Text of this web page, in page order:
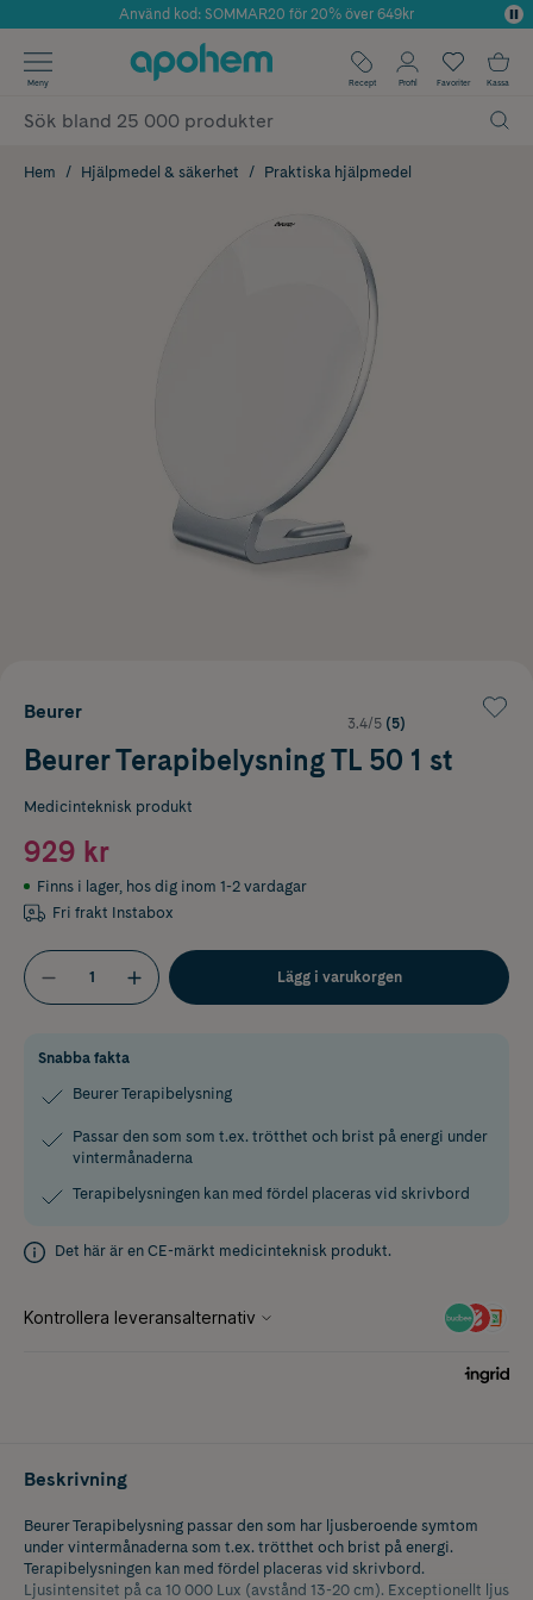
Årets Butik 2025 inom Skönhet
Använd kod: SOMMAR20 för 20% över 649kr
✓ Fri frakt
✓ Poäng på alla köp*
Meny Recept Profil Favoriter Kassa
Hem Hjälpmedel & säkerhet Praktiska hjälpmedel
Beurer
3.4/5 (5)
Beurer Terapibelysning TL 50 1 st
Medicinteknisk produkt
929 kr
Finns i lager, hos dig inom 1-2 vardagar
Fri frakt Instabox
Lägg i varukorgen
Snabba fakta
Beurer Terapibelysning
Passar den som som t.ex. trötthet och brist på energi under
vintermånaderna
Terapibelysningen kan med fördel placeras vid skrivbord
Det här är en CE-märkt medicinteknisk produkt.
Beskrivning
Beurer Terapibelysning passar den som har ljusberoende symtom
under vintermånaderna som t.ex. trötthet och brist på energi.
Terapibelysningen kan med fördel placeras vid skrivbord.
Ljusintensitet på ca 10 000 Lux (avstånd 13-20 cm). Exceptionellt ljus